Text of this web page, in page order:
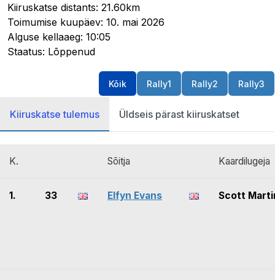
Kiiruskatse distants: 21.60km
Toimumise kuupäev: 10. mai 2026
Alguse kellaaeg: 10:05
Staatus: Lõppenud
Kõik Rally1 Rally2 Rally3
Kiiruskatse tulemus Üldseis pärast kiiruskatset
K. Sõitja Kaardilugeja
1. 33 Elfyn Evans Scott